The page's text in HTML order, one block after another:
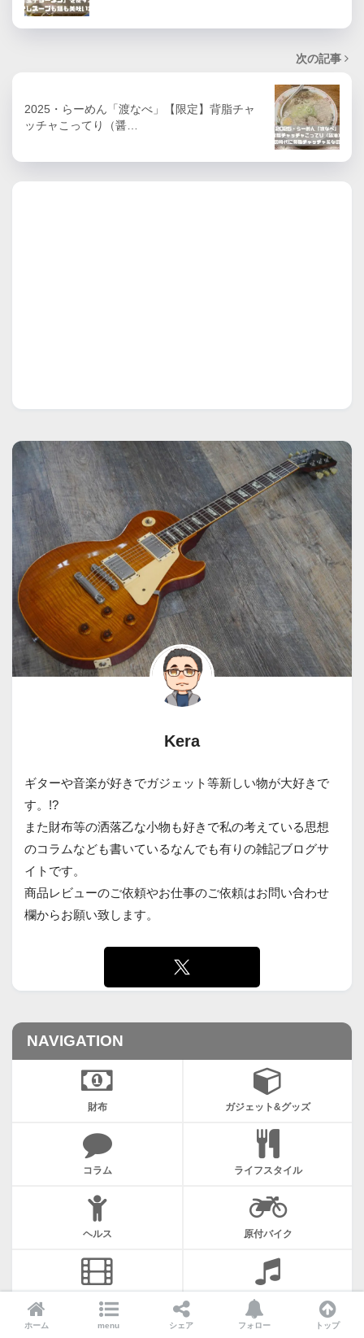
次の記事
2025・らーめん「渡なべ」【限定】背脂チャ
ッチャこってり（醤…
Kera
ギターや音楽が好きでガジェット等新しい物が大好きで
す。!?
また財布等の洒落乙な小物も好きで私の考えている思想
のコラムなども書いているなんでも有りの雑記ブログサ
イトです。
商品レビューのご依頼やお仕事のご依頼はお問い合わせ
欄からお願い致します。
NAVIGATION
財布 ガジェット&グッズ
コラム ライフスタイル
ヘルス 原付バイク
ギター関連
ホーム menu シェア フォロー トップ